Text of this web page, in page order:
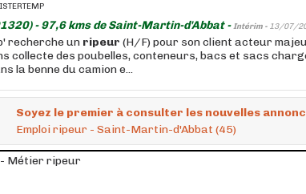
- 97,6 kms de Saint-Martin-d'Abbat -Intérim - 13/07/
recherche un ripeur (H/F) pour son client acteur
collecte des poubelles, conteneurs, bacs et sacs
la benne du camion e...
Soyez le premier à consulter les nouvelles
Emploi ripeur - Saint-Martin-d'Abbat (45)
Métier ripeur